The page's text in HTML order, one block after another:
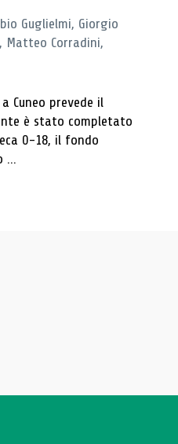
Guglielmi, Giorgio
Matteo Corradini,
Cuneo prevede il
è stato completato
0-18, il fondo
...